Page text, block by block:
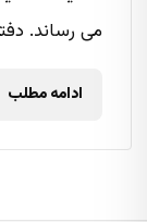
می رساند.
ادامه مطلب